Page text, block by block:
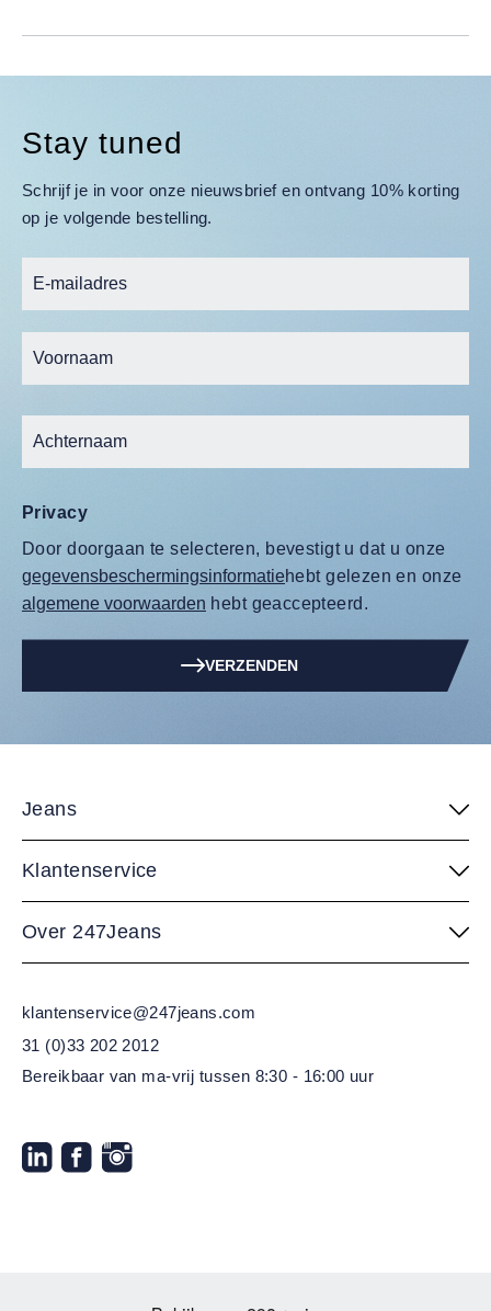
Stay tuned
Schrijf je in voor onze nieuwsbrief en ontvang 10% korting
op je volgende bestelling.
Privacy
Door doorgaan te selecteren, bevestigt u dat u onze
gegevensbeschermingsinformatiehebt gelezen en onze
algemene voorwaarden hebt geaccepteerd.
VERZENDEN
Jeans
Klantenservice
Over 247Jeans
klantenservice@247jeans.com
31 (0)33 202 2012
Bereikbaar van ma-vrij tussen 8:30 - 16:00 uur